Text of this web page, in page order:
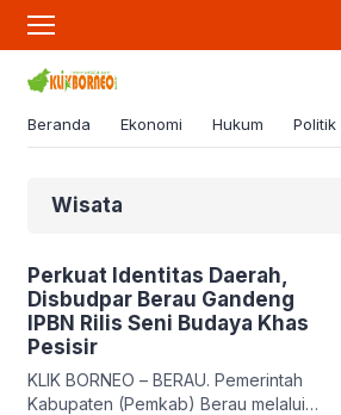
Beranda Ekonomi Hukum Politik
Wisata
Perkuat Identitas Daerah,
Disbudpar Berau Gandeng
IPBN Rilis Seni Budaya Khas
Pesisir
KLIK BORNEO – BERAU. Pemerintah
Kabupaten (Pemkab) Berau melalui